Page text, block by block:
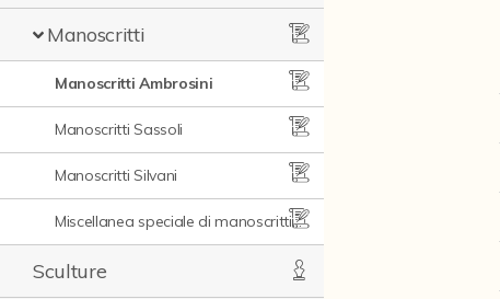
Manoscritti
Manoscritti Ambrosini
Manoscritti Sassoli
Manoscritti Silvani
Miscellanea speciale di manoscritti e materiali documentari
Sculture